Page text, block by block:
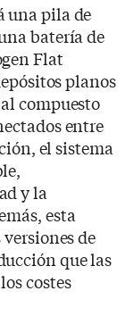
una pila de
batería de
Flat
planos
compuesto
entre
el sistema
y la
esta
de
que las
costes